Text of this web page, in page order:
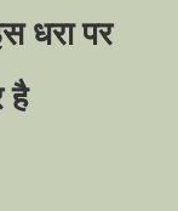
धरा पर
है